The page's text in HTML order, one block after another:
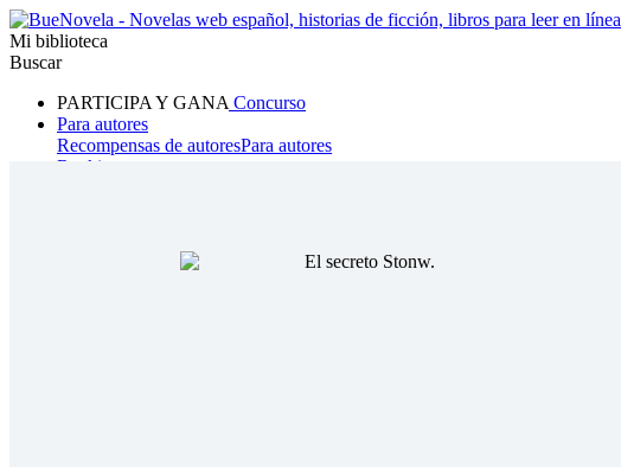
Mi biblioteca
Buscar
PARTICIPA Y GANA Concurso
Para autores
Recompensas de autoresPara autores
Ranking
Hombre lobo Mafia Sistema Fantasía